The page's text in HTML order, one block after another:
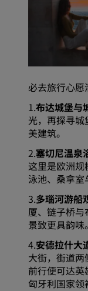
必去旅行心愿
1.布达城堡与
光，再探寻
美建筑。
2.塞切尼温泉
这里是欧洲
泳池、桑拿室
3.多瑙河游船
厦、链子桥
景致更具韵味。
4.安德拉什大
大街，街道
前行便可达
匈牙利国家领